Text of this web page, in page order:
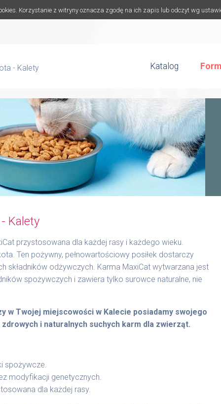
Korzystanie z witryny oznacza zgodę na ich zapis lub odczyt wg
- Kalety Katalog
Kalety
przystosowana dla każdej rasy i każdego wieku.
Ten pożywny, pełnowartościowy posiłek dostarczy
składników odżywczych. Karma MaxiCat wytwarzana jest
spożywczych i zawiera tylko surowce naturalne, nie
w Twojej miejscowości w Kalecie posiadamy swojego
i naturalnych suchych karm dla zwierząt.
spożywcze.
modyfikacji genetycznych.
dla każdej rasy.